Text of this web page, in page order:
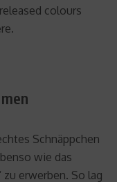
colours
Schnäppchen
wie das
erwerben. So lag